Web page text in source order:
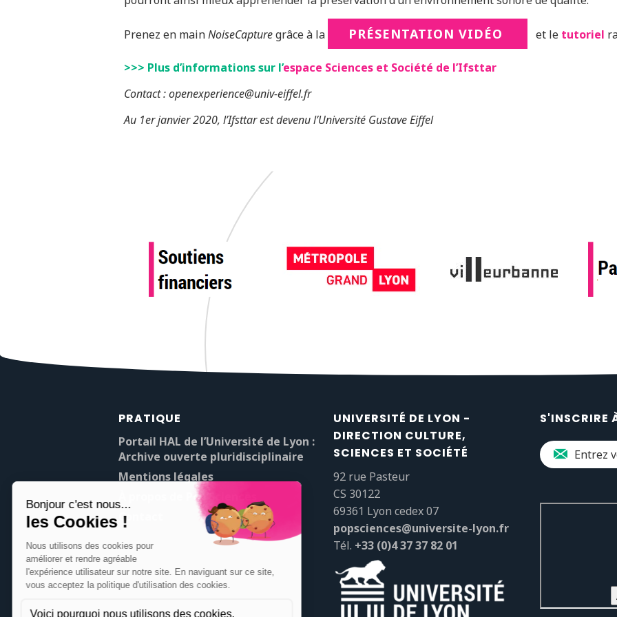
Prenez en mainNoiseCapturegrâce à la PRÉSENTATION VIDÉO et le tutoriel
>>> Plus d’informations sur l’espace Sciences et Société de l’Ifsttar
Contact : openexperience@univ-eiffel.fr
Au 1er janvier 2020, l’Ifsttar est devenu l’Université Gustave Eiffel
PRATIQUE
Portail HAL de l’Université de Lyon :
Archive ouverte pluridisciplinaire
Mentions légales
À propos de Pop’Sciences
Contact
UNIVERSITÉ DE LYON -
DIRECTION CULTURE,
SCIENCES ET SOCIÉTÉ
92 rue Pasteur
CS 30122
69361 Lyon cedex 07
popsciences@universite-lyon.fr
Tél. +33 (0)4 37 37 82 01
S'INSCRIRE